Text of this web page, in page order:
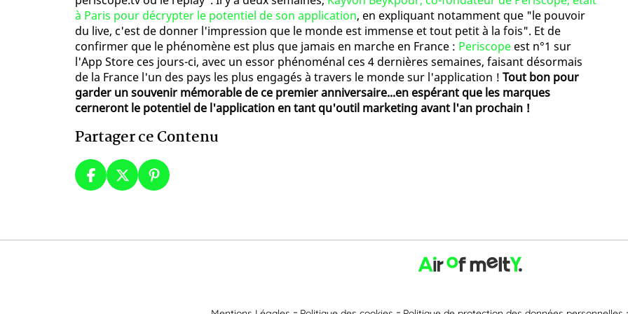
à Paris pour décrypter le potentiel de son application, en expliquant notamment que "le pouvoir
du live, c'est de donner l'impression que le monde est immense et tout petit à la fois". Et de
confirmer que le phénomène est plus que jamais en marche en France : Periscope est n°1 sur
l'App Store ces jours-ci, avec un essor phénoménal ces 4 dernières semaines, faisant désormais
de la France l'un des pays les plus engagés à travers le monde sur l'application ! Tout bon pour
garder un souvenir mémorable de ce premier anniversaire...en espérant que les marques
cerneront le potentiel de l'application en tant qu'outil marketing avant l'an prochain !
Partager ce Contenu